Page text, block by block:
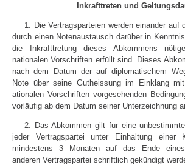
Inkrafttreten und
1. Die Vertragsparteien werden einander auf
durch einen Notenaustausch darūber in
die Inkrafttretung dieses Abkommens
nationalen Vorschriften erfūllt sind. Dieses
nach dem Datum der auf diplomatischem
Note ūber seine Gutheissung im Einklang
ationalen Vorschriften vorgesehenden
vorläufig ab dem Datum seiner Unterzeichnung
2. Das Abkommen gilt fūr eine
jeder Vertragspartei unter Einhaltung einer
mindestens 3 Monaten auf das Ende
anderen Vertragspartei schriftlich gekūndigt